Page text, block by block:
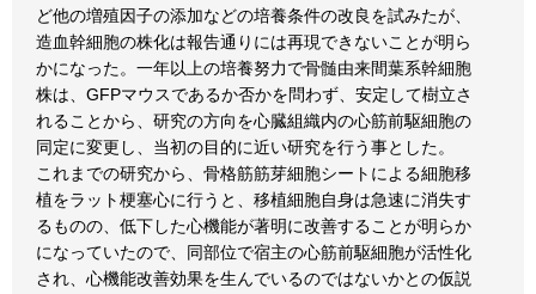
ど他の増殖因子の添加などの培養条件の改良を試みたが、
造血幹細胞の株化は報告通りには再現できないことが明ら
かになった。一年以上の培養努力で骨髄由来間葉系幹細胞
株は、GFPマウスであるか否かを問わず、安定して樹立さ
れることから、研究の方向を心臓組織内の心筋前駆細胞の
同定に変更し、当初の目的に近い研究を行う事とした。
これまでの研究から、骨格筋筋芽細胞シートによる細胞移
植をラット梗塞心に行うと、移植細胞自身は急速に消失す
るものの、低下した心機能が著明に改善することが明らか
になっていたので、同部位で宿主の心筋前駆細胞が活性化
され、心機能改善効果を生んでいるのではないかとの仮説